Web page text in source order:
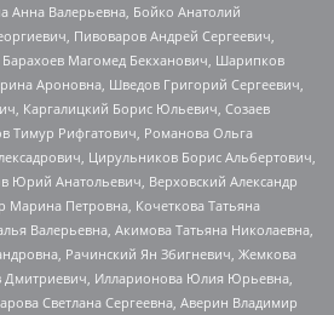
Анна Валерьевна, Бойко Анатолий
Пивоваров Андрей Сергеевич,
Магомед Бекханович, Шарипков
Ароновна, Шведов Григорий Сергеевич,
Каргалицкий Борис Юльевич, Созаев
Тимур Рифгатович, Романова Ольга
Цирульников Борис Альбертович,
Юрий Анатольевич, Верховский Александр
Марина Петровна, Кочеткова Татьяна
Валерьевна, Акимова Татьяна Николаевна,
Рачинский Ян Збигневич, Жемкова
Дмитриевич, Илларионова Юлия Юрьевна,
Светлана Сергеевна, Аверин Владимир